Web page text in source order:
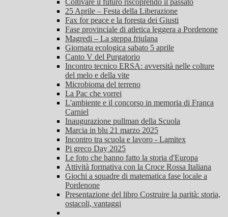
Coltivare il futuro riscoprendo il passato
25 Aprile – Festa della Liberazione
Fax for peace e la foresta dei Giusti
Fase provinciale di atletica leggera a Pordenone
Magredi – La steppa friulana
Giornata ecologica sabato 5 aprile
Canto V del Purgatorio
Incontro tecnico ERSA: avversità nelle colture
del melo e della vite
Microbioma del terreno
La Pac che vorrei
L'ambiente e il concorso in memoria di Franca
Carniel
Inaugurazione pullman della Scuola
Marcia in blu 21 marzo 2025
Incontro tra scuola e lavoro - Lamitex
Pi greco Day 2025
Le foto che hanno fatto la storia d'Europa
Attività formativa con la Croce Rossa Italiana
Giochi a squadre di matematica fase locale a
Pordenone
Presentazione del libro Costruire la parità: storia,
ostacoli, vantaggi